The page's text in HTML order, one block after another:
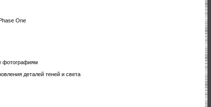
One
фотографиям
деталей теней и света